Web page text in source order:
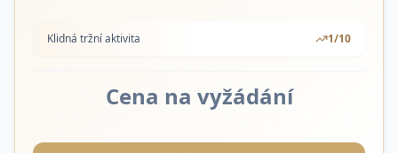
Klidná tržní aktivita 1/10
Cena na vyžádání